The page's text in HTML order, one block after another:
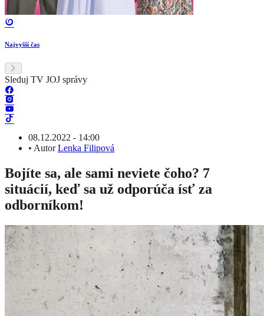
Najvyšší čas
Sleduj TV JOJ správy
08.12.2022 - 14:00
• AutorLenka Filipová
Bojíte sa, ale sami neviete čoho? 7
situácií, keď sa už odporúča ísť za
odborníkom!